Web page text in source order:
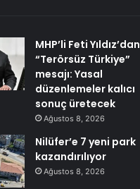
MHP’li Feti Yıldız’dan
“Terörsüz Türkiye”
mesajı: Yasal
düzenlemeler kalıcı
sonuç üretecek
Ağustos 8, 2026
Nilüfer’e 7 yeni park
kazandırılıyor
Ağustos 8, 2026